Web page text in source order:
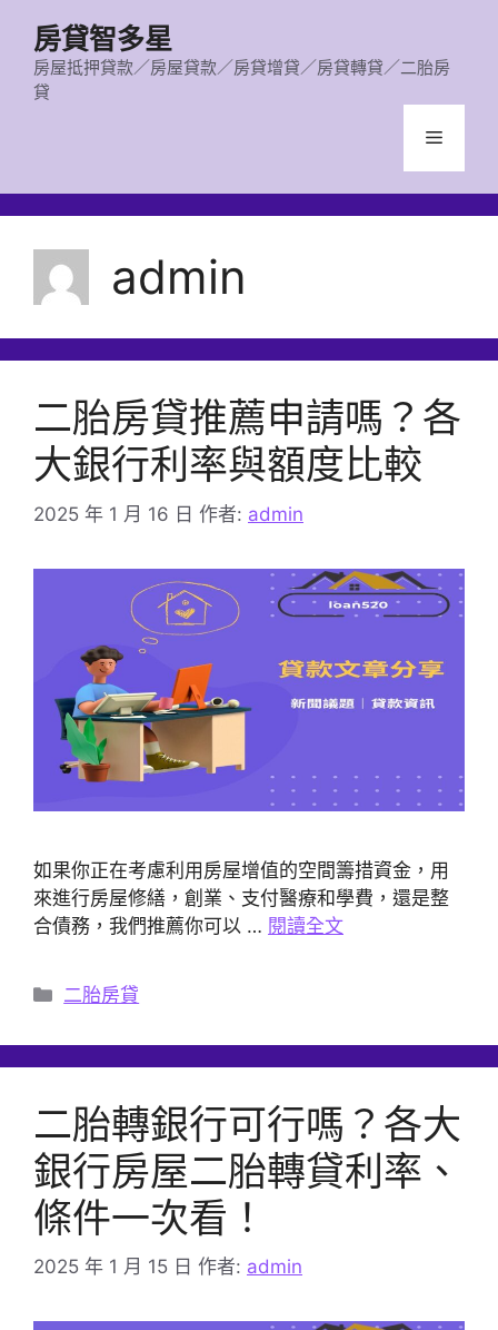
房貸智多星
房屋抵押貸款／房屋貸款／房貸增貸／房貸轉貸／二胎房
貸
選
admin
二胎房貸推薦申請嗎？各
大銀行利率與額度比較
2025 年 1 月 16 日 作者: admin
如果你正在考慮利用房屋增值的空間籌措資金，用
來進行房屋修繕，創業、支付醫療和學費，還是整
合債務，我們推薦你可以 … 閱讀全文
分
二胎房貸
二胎轉銀行可行嗎？各大
銀行房屋二胎轉貸利率、
條件一次看！
2025 年 1 月 15 日 作者: admin